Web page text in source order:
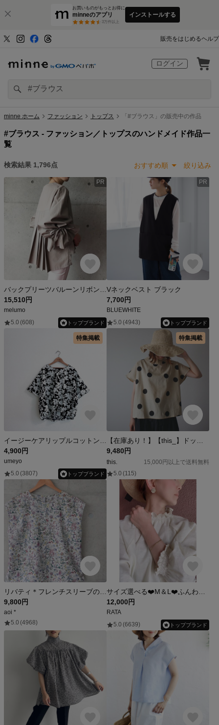
お買いものがもっとお得に
minneのアプリ
3万件以上
インストールする
販売をはじめるヘルプ
ログイン
minne ホーム ファッション トップス 「#ブラウス」の販売中の作品
#ブラウス - ファッション／トップスのハンドメイド作品一
覧
おすすめ順 絞り込み
検索結果 1,796点
PR
15,510円
melumo
5.0 (608) トップブランド
PR
Vネックベスト ブラック
7,700円
BLUEWHITE
5.0 (4943) トップブランド
特集掲載
4,900円
umeyo
5.0 (3807) トップブランド
特集掲載
9,480円
this.
15,000円以上で送料無料
5.0 (115)
9,800円
aoi *
5.0 (4968)
12,000円
RATA
5.0 (6639) トップブランド